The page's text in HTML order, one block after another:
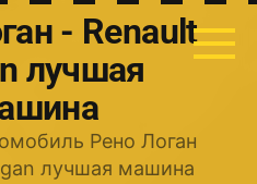
- Renault
лучшая
Рено Логан
лучшая машина